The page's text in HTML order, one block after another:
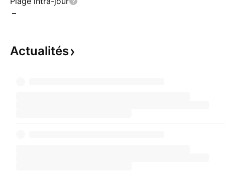
–
Actualités